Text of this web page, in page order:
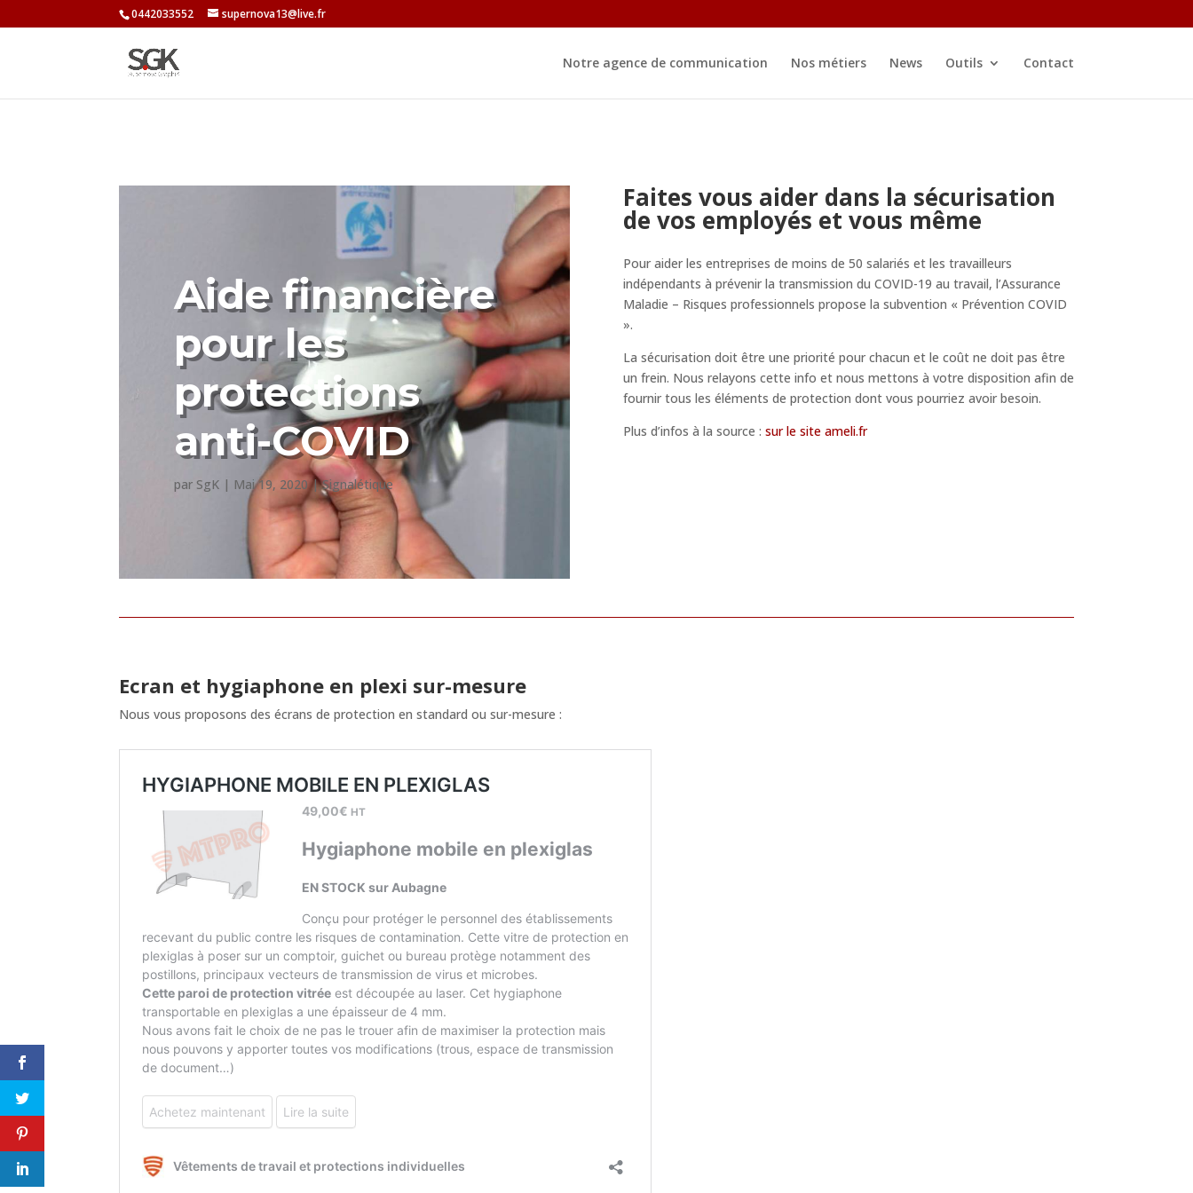
0442033552 supernova13@live.fr
Notre agence de communication Nos métiers News Outils Contact
Aide financière
pour les
protections
anti-COVID
par SgK | Mai 19, 2020|Signalétique
Faites vous aider dans la sécurisation
de vos employés et vous même
Pour aider les entreprises de moins de 50 salariés et les travailleurs
indépendants à prévenir la transmission du COVID-19 au travail, l’Assurance
Maladie – Risques professionnels propose la subvention « Prévention COVID
».
La sécurisation doit être une priorité pour chacun et le coût ne doit pas être
un frein. Nous relayons cette info et nous mettons à votre disposition afin de
fournir tous les éléments de protection dont vous pourriez avoir besoin.
Plus d’infos à la source : sur le site ameli.fr
Ecran et hygiaphone en plexi sur-mesure
Nous vous proposons des écrans de protection en standard ou sur-mesure :